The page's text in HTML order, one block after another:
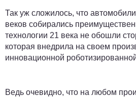
Так уж сложилось, что
веков собирались
технологии 21 века не обошли
которая внедрила на своем
инновационной
Ведь очевидно, что на любом